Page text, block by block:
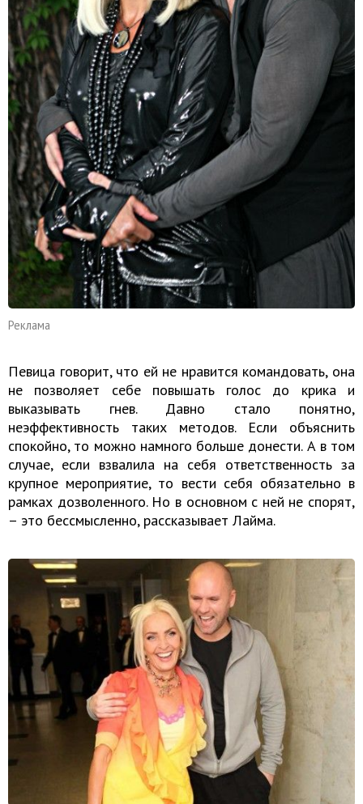
Реклама
Певица говорит, что ей не нравится командовать, она
не позволяет себе повышать голос до крика и
выказывать гнев. Давно стало понятно,
неэффективность таких методов. Если объяснить
спокойно, то можно намного больше донести. А в том
случае, если взвалила на себя ответственность за
крупное мероприятие, то вести себя обязательно в
рамках дозволенного. Но в основном с ней не спорят,
– это бессмысленно, рассказывает Лайма.